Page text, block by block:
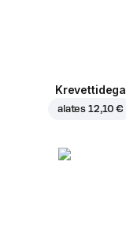
Krevettidega
alates 12,10 €